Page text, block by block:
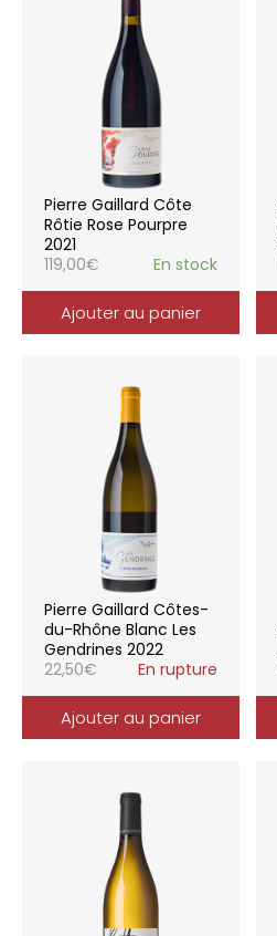
Pierre Gaillard Côte
Rôtie Rose Pourpre
2021
119,00€ En stock
Ajouter au panier
Pierre Gaillard Côtes-
du-Rhône Blanc Les
Gendrines 2022
22,50€ En rupture
Ajouter au panier